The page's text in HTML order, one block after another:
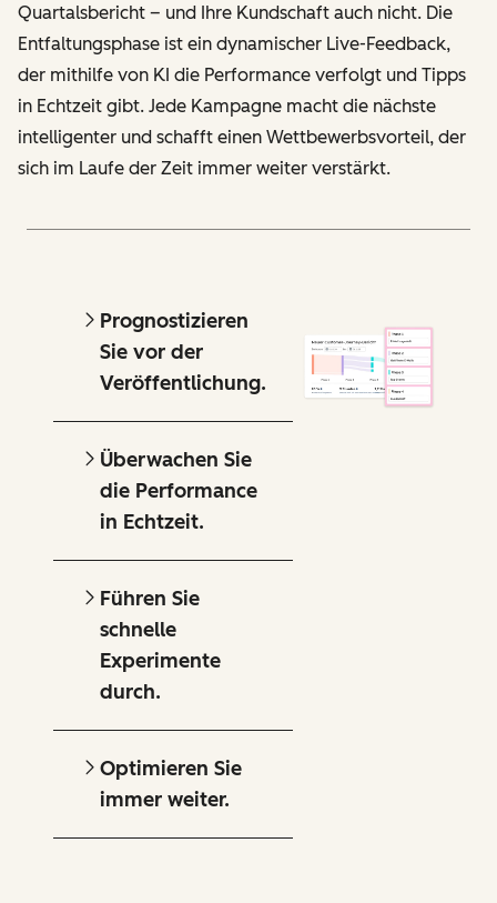
Quartalsbericht – und Ihre Kundschaft auch nicht. Die
Entfaltungsphase ist ein dynamischer Live-Feedback,
der mithilfe von KI die Performance verfolgt und Tipps
in Echtzeit gibt. Jede Kampagne macht die nächste
intelligenter und schafft einen Wettbewerbsvorteil, der
sich im Laufe der Zeit immer weiter verstärkt.
Prognostizieren
Sie vor der
Veröffentlichung.
Überwachen Sie
die Performance
in Echtzeit.
Führen Sie
schnelle
Experimente
durch.
Optimieren Sie
immer weiter.